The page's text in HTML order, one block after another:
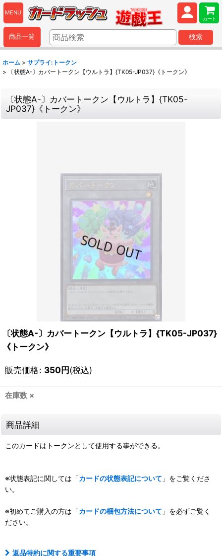
MENU
カート
商品一覧 検索
ホーム > サプライ:トークン
>
〔状態A-〕カバートークン【ウルトラ】{TK05-JP037}《トークン》
〔状態A-〕カバートークン【ウルトラ】{TK05-
JP037}《トークン》
〔状態A-〕カバートークン【ウルトラ】{TK05-JP037}
《トークン》
販売価格: 350円(税込)
在庫数 ×
商品詳細
このカードはトークンとして使用する事ができる。
※状態表記に関しては「カードの状態表記について 」をご覧くださ
い。
※初めてご購入の方は「カードの梱包方法について 」を必ずご覧く
ださい。
返品特約に関する重要事項